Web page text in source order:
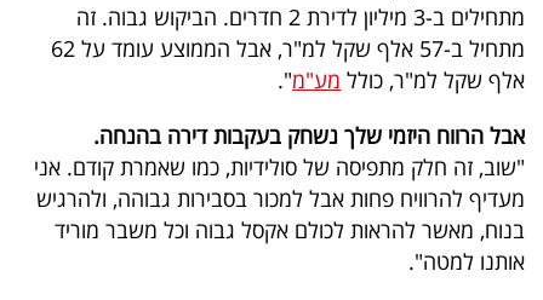
מתחילים ב-3 מיליון לדירת 2 חדרים. הביקוש גבוה. זה
מתחיל ב-57 אלף שקל למ"ר, אבל הממוצע עומד על 62
אלף שקל למ"ר, כולל מע"מ".
אבל הרווח היזמי שלך נשחק בעקבות דירה בהנחה.
"שוב, זה חלק מתפיסה של סולידיות, כמו שאמרת קודם. אני
מעדיף להרוויח פחות אבל למכור בסבירות גבוהה, ולהרגיש
בנוח, מאשר להראות לכולם אקסל גבוה וכל משבר מוריד
אותנו למטה".